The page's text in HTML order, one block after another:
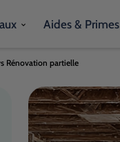
Aides & Primes
Rénovation partielle